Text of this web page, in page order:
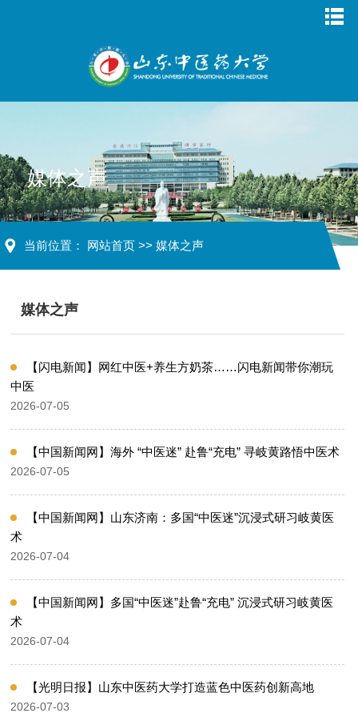
媒体之声
当前位置： 网站首页 >> 媒体之声
媒体之声
【闪电新闻】网红中医+养生方奶茶……闪电新闻带你潮玩
中医
2026-07-05
【中国新闻网】海外 “中医迷” 赴鲁“充电” 寻岐黄路悟中医术
2026-07-05
【中国新闻网】山东济南：多国“中医迷”沉浸式研习岐黄医
术
2026-07-04
【中国新闻网】多国“中医迷”赴鲁“充电” 沉浸式研习岐黄医
术
2026-07-04
【光明日报】山东中医药大学打造蓝色中医药创新高地
2026-07-03